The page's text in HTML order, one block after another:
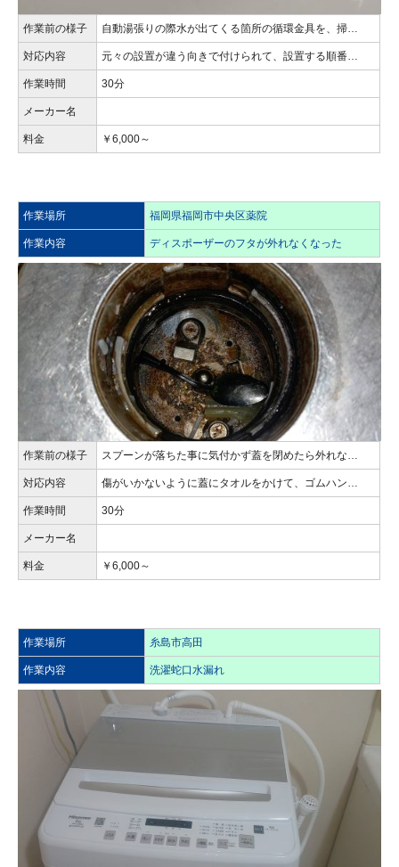
作業前の様子 自動湯張りの際水が出てくる箇所の循環金具を、掃…
対応内容 元々の設置が違う向きで付けられて、設置する順番…
作業時間 30分
メーカー名
料金 ￥6,000～
作業場所 福岡県福岡市中央区薬院
作業内容 ディスポーザーのフタが外れなくなった
作業前の様子 スプーンが落ちた事に気付かず蓋を閉めたら外れな…
対応内容 傷がいかないように蓋にタオルをかけて、ゴムハン…
作業時間 30分
メーカー名
料金 ￥6,000～
作業場所 糸島市高田
作業内容 洗濯蛇口水漏れ